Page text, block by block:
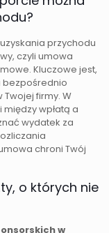
przychodu
czyli umowa
Kluczowe jest,
bezpośrednio
firmy. W
wpłatą a
wydatek za
chroni Twój
o których nie
w